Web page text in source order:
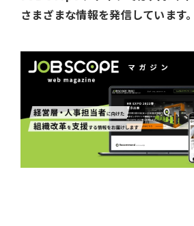
さまざまな情報を発信しています。